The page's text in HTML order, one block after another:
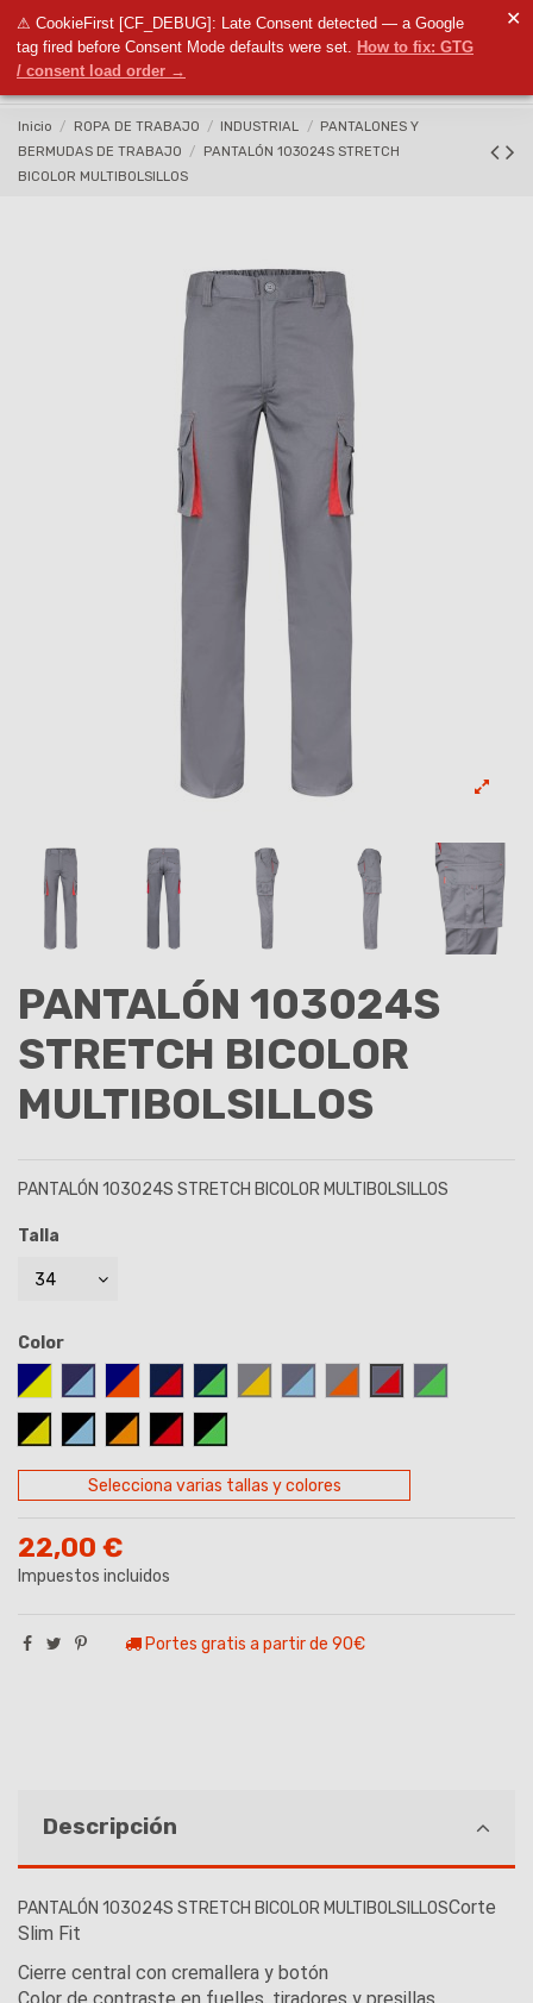
⚠ CookieFirst [CF_DEBUG]: Late Consent detected — a Google
tag fired before Consent Mode defaults were set. How to fix: GTG
/ consent load order →
✕
Inicio ROPA DE TRABAJO INDUSTRIAL
PANTALONES Y
BERMUDAS DE TRABAJO
PANTALÓN 103024S STRETCH
BICOLOR MULTIBOLSILLOS
PANTALÓN 103024S
STRETCH BICOLOR
MULTIBOLSILLOS
PANTALÓN 103024S STRETCH BICOLOR MULTIBOLSILLOS
Talla
Color
AZUL MARINO/AMARILLO
AZUL MARINO-CELESTE
AZUL MARINO/NARANJA
AZUL MARINO-ROJO
AZUL MARINO-VERDE
GRIS-AMARILLO
GRIS-CELESTE
GRIS-NARANJA
GRIS/ROJOGRIS-VERDE
NEGRO-AMARILLO
NEGRO/CELESTE
NEGRO/NARANJA
NEGRO/ROJO
NEGRO/VERDE
Selecciona varias tallas y colores
22,00 €
Impuestos incluidos
Portes gratis a partir de 90€
Descripción
PANTALÓN 103024S STRETCH BICOLOR MULTIBOLSILLOSCorte
Slim Fit
Cierre central con cremallera y botón